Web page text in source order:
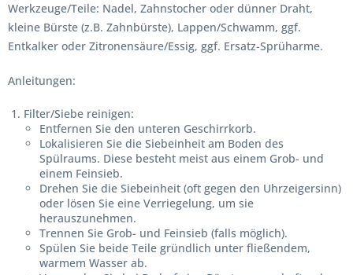
Werkzeuge/Teile: Nadel, Zahnstocher oder dünner Draht,
kleine Bürste (z.B. Zahnbürste), Lappen/Schwamm, ggf.
Entkalker oder Zitronensäure/Essig, ggf. Ersatz-Sprüharme.
Anleitungen:
Filter/Siebe reinigen:
Entfernen Sie den unteren Geschirrkorb.
Lokalisieren Sie die Siebeinheit am Boden des
Spülraums. Diese besteht meist aus einem Grob- und
einem Feinsieb.
Drehen Sie die Siebeinheit (oft gegen den Uhrzeigersinn)
oder lösen Sie eine Verriegelung, um sie
herauszunehmen.
Trennen Sie Grob- und Feinsieb (falls möglich).
Spülen Sie beide Teile gründlich unter fließendem,
warmem Wasser ab.